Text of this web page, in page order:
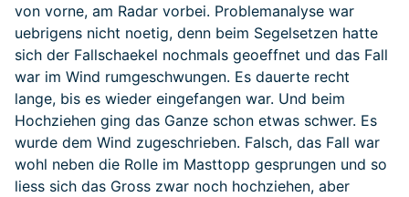
von vorne, am Radar vorbei. Problemanalyse war
uebrigens nicht noetig, denn beim Segelsetzen hatte
sich der Fallschaekel nochmals geoeffnet und das Fall
war im Wind rumgeschwungen. Es dauerte recht
lange, bis es wieder eingefangen war. Und beim
Hochziehen ging das Ganze schon etwas schwer. Es
wurde dem Wind zugeschrieben. Falsch, das Fall war
wohl neben die Rolle im Masttopp gesprungen und so
liess sich das Gross zwar noch hochziehen, aber